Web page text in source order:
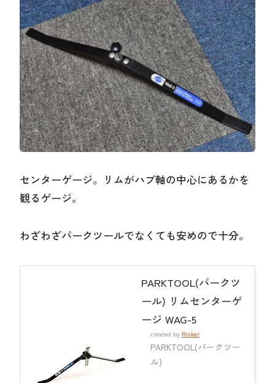
センターゲージ。リムがハブ軸の中心にあるかを
観るゲージ。
わざわざパークツールでなくても安めので十分。
PARKTOOL(パークツ
ール) リムセンターゲ
ージ WAG-5
created by Rinker
PARKTOOL(パークツー
ル)